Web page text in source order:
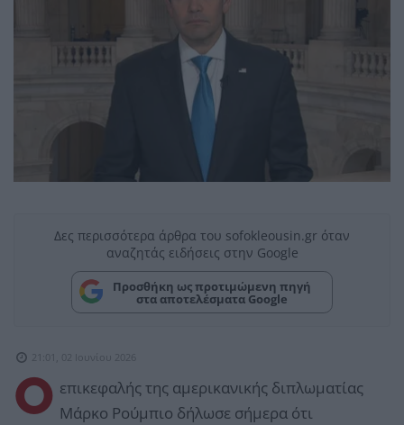
Δες περισσότερα άρθρα του sofokleousin.gr όταν
αναζητάς ειδήσεις στην Google
Προσθήκη ως προτιμώμενη πηγή
στα αποτελέσματα Google
21:01, 02 Ιουνίου 2026
Ο επικεφαλής της αμερικανικής διπλωματίας
Μάρκο Ρούμπιο δήλωσε σήμερα ότι